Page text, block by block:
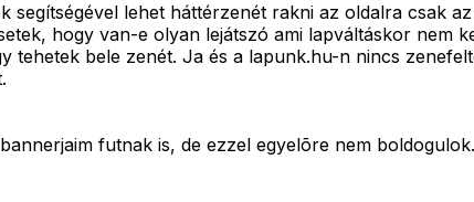
segítségével lehet háttérzenét rakni az oldalra csak
hogy van-e olyan lejátszó ami lapváltáskor nem
tehetek bele zenét. Ja és a lapunk.hu-n nincs
futnak is, de ezzel egyelõre nem